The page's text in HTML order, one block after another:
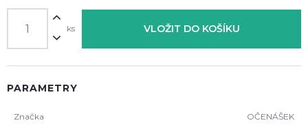
ks VLOŽIT DO KOŠÍKU
PARAMETRY
Značka OČENÁŠEK